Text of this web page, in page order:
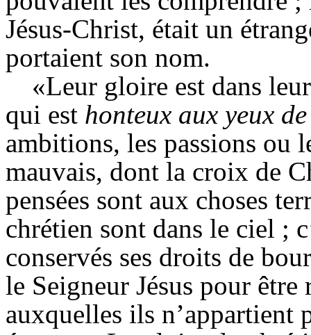
Jésus-Christ, était un
portaient son nom.
«Leur gloire est dans
qui est honteux aux yeux
ambitions, les passions ou
mauvais, dont la croix de
pensées sont aux choses
chrétien sont dans le ciel ;
conservés ses droits de
le Seigneur Jésus pour
auxquelles ils n’appartient